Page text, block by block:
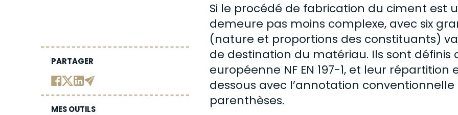
PARTAGER
MES OUTILS
Si le procédé de fabrication du ciment est
demeure pas moins complexe, avec six
(nature et proportions des constituants)
de destination du matériau. Ils sont définis
européenne NF EN 197-1, et leur
dessous avec l’annotation
parenthèses.